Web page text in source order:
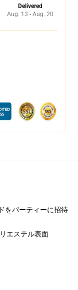
Delivered
Aug. 13 - Aug. 20
をパーティーに招待
エステル表面